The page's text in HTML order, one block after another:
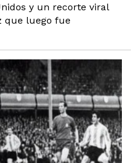
y un recorte viral
que luego fue